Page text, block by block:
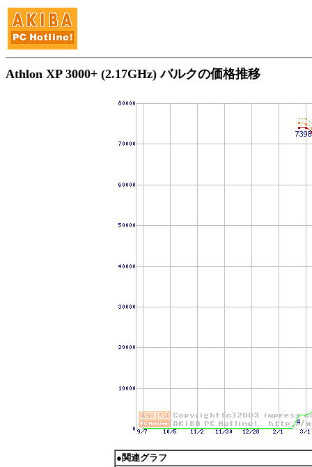
Athlon XP 3000+ (2.17GHz) バルクの価格推移
●関連グラフ